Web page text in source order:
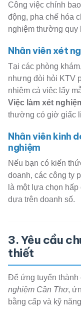
Công việc chính
động, pha chế hóa
nghiệm thường quy
Nhân viên xét
Tại các phòng
nhưng đòi hỏi KTV
nhiệm cả việc lấy
Việc làm xét
thường có giờ giấc
Nhân viên kinh
nghiệm
Nếu bạn có kiến
doanh, các công ty
là một lựa chọn
dựa trên doanh số.
3. Yêu cầu
thiết
Để ứng tuyển thành
nghiệm Cần Thơ,
bằng cấp và kỹ